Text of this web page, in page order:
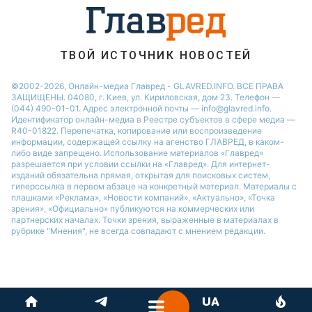
ТВОЙ ИСТОЧНИК НОВОСТЕЙ
©2002-2026, Онлайн-медиа Главред - GLAVRED.INFO. ВСЕ ПРАВА
ЗАЩИЩЕНЫ. 04080, г. Киев, ул. Кириловская, дом 23. Телефон —
(044) 490-01-01. Адрес электронной почты — info@glavred.info.
Идентификатор онлайн-медиа в Реестре cубъектов в сфере медиа —
R40-01822. Перепечатка, копирование или воспроизведение
информации, содержащей ссылку на агенство ГЛАВРЕД, в каком-
либо виде запрещено. Использование материалов «Главред»
разрешается при условии ссылки на «Главред». Для интернет-
изданий обязательна прямая, открытая для поисковых систем,
гиперссылка в первом абзаце на конкретный материал. Материалы с
плашками «Реклама», «Новости компаний», «Актуально», «Точка
зрения», «Официально» публикуются на коммерческих или
партнерских началах. Точки зрения, выраженные в материалах в
рубрике "Мнения", не всегда совпадают с мнением редакции.